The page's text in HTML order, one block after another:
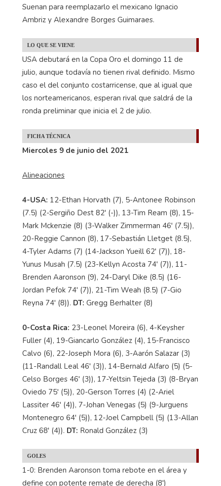
Suenan para reemplazarlo el mexicano Ignacio
Ambriz y Alexandre Borges Guimaraes.
LO QUE SE VIENE
USA debutará en la Copa Oro el domingo 11 de
julio, aunque todavía no tienen rival definido. Mismo
caso el del conjunto costarricense, que al igual que
los norteamericanos, esperan rival que saldrá de la
ronda preliminar que inicia el 2 de julio.
FICHA TÉCNICA
Miercoles 9 de junio del 2021
Alineaciones
4-USA: 12-Ethan Horvath (7), 5-Antonee Robinson
(7.5) (2-Sergiño Dest 82' (-)), 13-Tim Ream (8), 15-
Mark Mckenzie (8) (3-Walker Zimmerman 46' (7.5)),
20-Reggie Cannon (8), 17-Sebastián Lletget (8.5),
4-Tyler Adams (7) (14-Jackson Yueill 62' (7)), 18-
Yunus Musah (7.5) (23-Kellyn Acosta 74' (7)), 11-
Brenden Aaronson (9), 24-Daryl Dike (8.5) (16-
Jordan Pefok 74' (7)), 21-Tim Weah (8.5) (7-Gio
Reyna 74' (8)). DT: Gregg Berhalter (8)
0-Costa Rica: 23-Leonel Moreira (6), 4-Keysher
Fuller (4), 19-Giancarlo González (4), 15-Francisco
Calvo (6), 22-Joseph Mora (6), 3-Aarón Salazar (3)
(11-Randall Leal 46' (3)), 14-Bernald Alfaro (5) (5-
Celso Borges 46' (3)), 17-Yeltsin Tejeda (3) (8-Bryan
Oviedo 75' (5)), 20-Gerson Torres (4) (2-Ariel
Lassiter 46' (4)), 7-Johan Venegas (5) (9-Jurguens
Montenegro 64' (5)), 12-Joel Campbell (5) (13-Allan
Cruz 68' (4)). DT: Ronald González (3)
GOLES
1-0: Brenden Aaronson toma rebote en el área y
define con potente remate de derecha (8')